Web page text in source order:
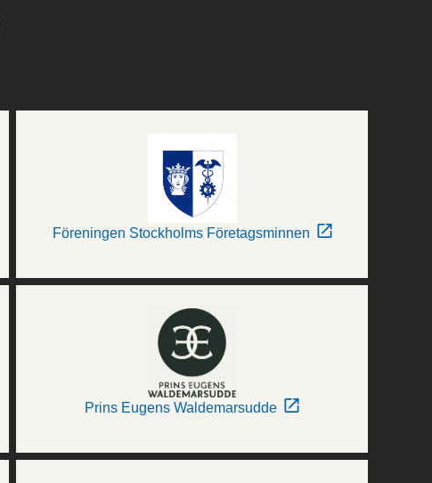
Föreningen Stockholms Företagsminnen
Prins Eugens Waldemarsudde